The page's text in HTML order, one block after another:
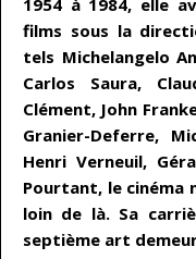
1954 à 1984, elle
films sous la
tels Michelangelo
Carlos Saura,
Clément, John
Granier-Deferre,
Henri Verneuil,
Pourtant, le cinéma
loin de là. Sa
septième art